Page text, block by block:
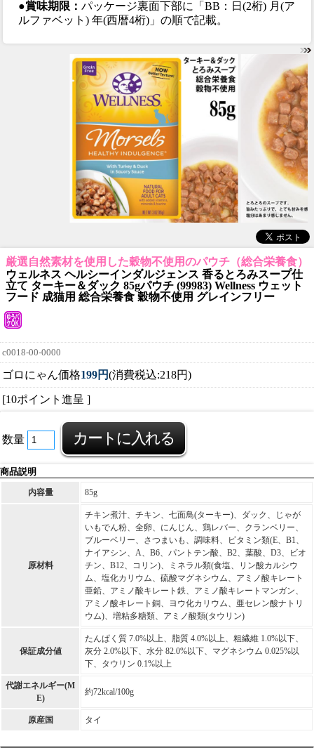
●賞味期限：パッケージ裏面下部に「BB：日(2桁) 月(ア
ルファベット) 年(西暦4桁)」の順で記載。
厳選自然素材を使用した穀物不使用のパウチ（総合栄養食）
ウェルネス ヘルシーインダルジェンス 香るとろみスープ仕
立て ターキー＆ダック 85gパウチ (99983) Wellness ウェット
フード 成猫用 総合栄養食 穀物不使用 グレインフリー
c0018-00-0000
ゴロにゃん価格199円(消費税込:218円)
[10ポイント進呈 ]
数量
商品説明
内容量 85g
原材料
チキン煮汁、チキン、七面鳥(ターキー)、ダック、じゃが
いもでん粉、全卵、にんじん、鶏レバー、クランベリー、
ブルーベリー、さつまいも、調味料、ビタミン類(E、B1、
ナイアシン、A、B6、パントテン酸、B2、葉酸、D3、ビオ
チン、B12、コリン)、ミネラル類(食塩、リン酸カルシウ
ム、塩化カリウム、硫酸マグネシウム、アミノ酸キレート
亜鉛、アミノ酸キレート鉄、アミノ酸キレートマンガン、
アミノ酸キレート銅、ヨウ化カリウム、亜セレン酸ナトリ
ウム)、増粘多糖類、アミノ酸類(タウリン)
保証成分値
たんぱく質 7.0%以上、脂質 4.0%以上、粗繊維 1.0%以下、
灰分 2.0%以下、水分 82.0%以下、マグネシウム 0.025%以
下、タウリン 0.1%以上
代謝エネルギー(M
E)
約72kcal/100g
原産国 タイ